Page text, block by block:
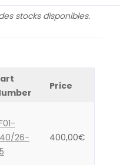
stocks disponibles.
Price
26-
400,00€